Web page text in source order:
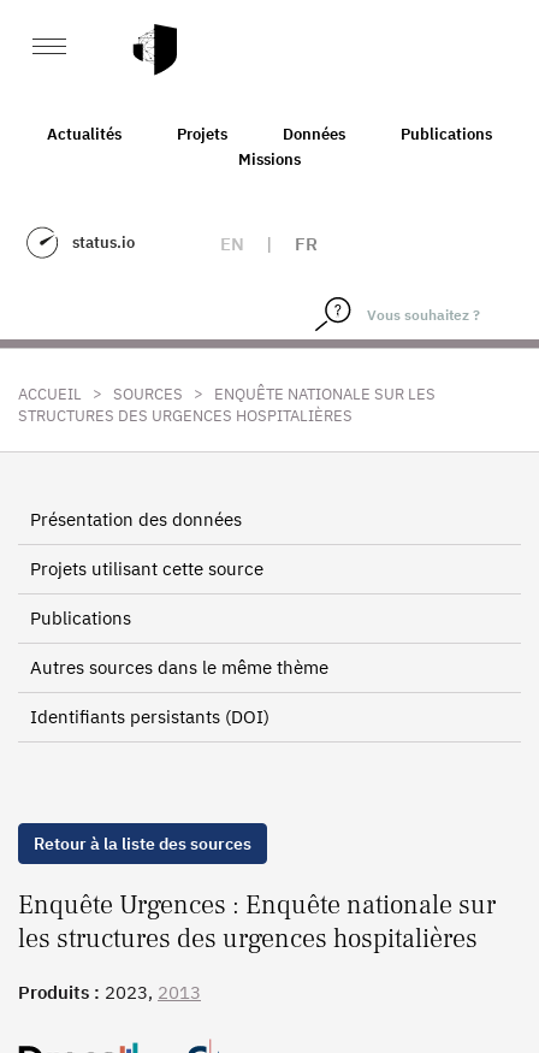
Actualités Projets Données
Publications
Missions
status.io EN | FR
ACCUEIL > SOURCES >
ENQUÊTE NATIONALE SUR LES
STRUCTURES DES URGENCES HOSPITALIÈRES
Présentation des données
Projets utilisant cette source
Publications
Autres sources dans le même thème
Identifiants persistants (DOI)
Retour à la liste des sources
Enquête Urgences : Enquête nationale sur
les structures des urgences hospitalières
Produits : 2023, 2013